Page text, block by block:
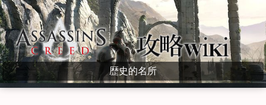
Assassin's Creed Wiki
歴史的名所